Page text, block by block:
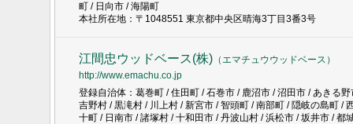
町 / 日向市 / 海陽町
本社所在地：〒1048551 東京都中央区晴海3丁目3番3号
江間忠ウッドベース(株)（エマチュウウッドベース ）
http://www.emachu.co.jp
登録自治体：葛巻町 / 住田町 / 石巻市 / 鹿沼市 / 沼田市 / あきる
吉野村 / 黒滝村 / 川上村 / 新宮市 / 智頭町 / 南部町 / 隠岐の島町 /
十町 / 日南市 / 諸塚村 / 十和田市 / 丹波山村 / 浜松市 / 坂井市 /